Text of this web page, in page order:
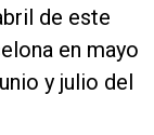
de este
en mayo
y julio del